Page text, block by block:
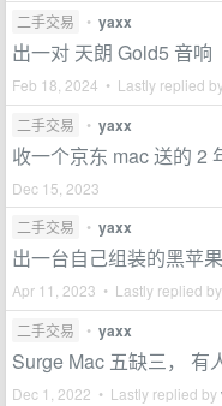
二手交易 • yaxx
出一对 天朗 Gold5 音响
Feb 18, 2024 • Lastly replied
二手交易 • yaxx
收一个京东 mac 送的 2
Dec 15, 2023
二手交易
• yaxx
出一台自己组装的黑苹
Apr 11, 2023 • Lastly replied by
二手交易 • yaxx
Surge Mac 五缺三， 有
Dec 1, 2022 • Lastly replied by